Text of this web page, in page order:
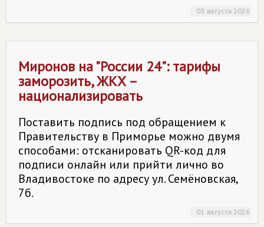
03 августа 2026
Миронов на "России 24": тарифы
заморозить, ЖКХ –
национализировать
Поставить подпись под обращением к
Правительству в Приморье можно двумя
способами: отсканировать QR-код для
подписи онлайн или прийти лично во
Владивостоке по адресу ул. Семёновская,
7б.
01 августа 2026